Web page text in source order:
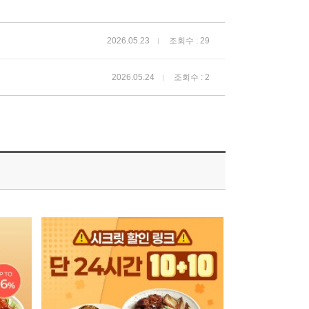
2026.05.23 조회수 : 29
2026.05.24 조회수 : 2